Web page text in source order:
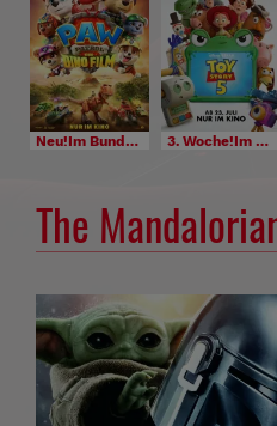
Neu!Im Bundesstart 3. Woche!Im Bundesstart
The